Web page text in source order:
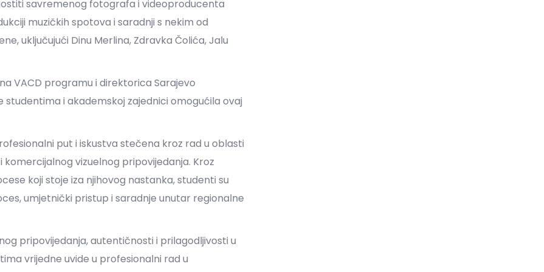
savremenog fotografa i videoproducenta
muzičkih spotova i saradnji s nekim od
uključujući Dinu Merlina, Zdravka Čolića, Jalu
VACD programu i direktorica Sarajevo
studentima i akademskoj zajednici omogućila ovaj
put i iskustva stečena kroz rad u oblasti
vizuelnog pripovijedanja. Kroz
koji stoje iza njihovog nastanka, studenti su
umjetnički pristup i saradnje unutar regionalne
pripovijedanja, autentičnosti i prilagodljivosti u
vrijedne uvide u profesionalni rad u